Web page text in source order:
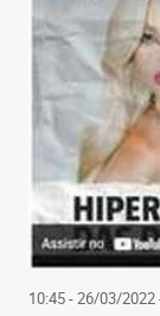
10:45 - 26/03/2022